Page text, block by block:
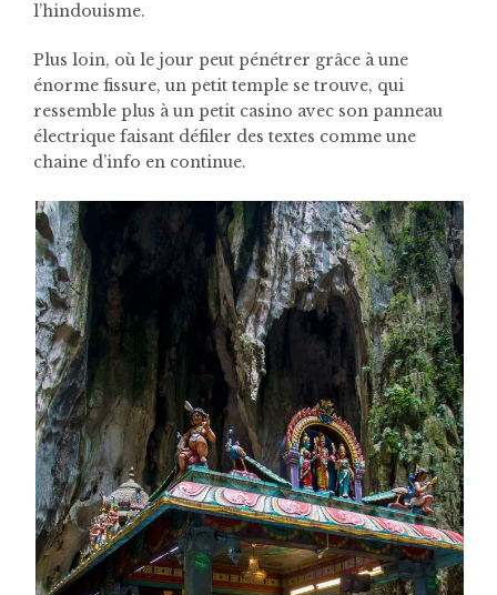
l’hindouisme.
Plus loin, où le jour peut pénétrer grâce à une
énorme fissure, un petit temple se trouve, qui
ressemble plus à un petit casino avec son panneau
électrique faisant défiler des textes comme une
chaine d’info en continue.